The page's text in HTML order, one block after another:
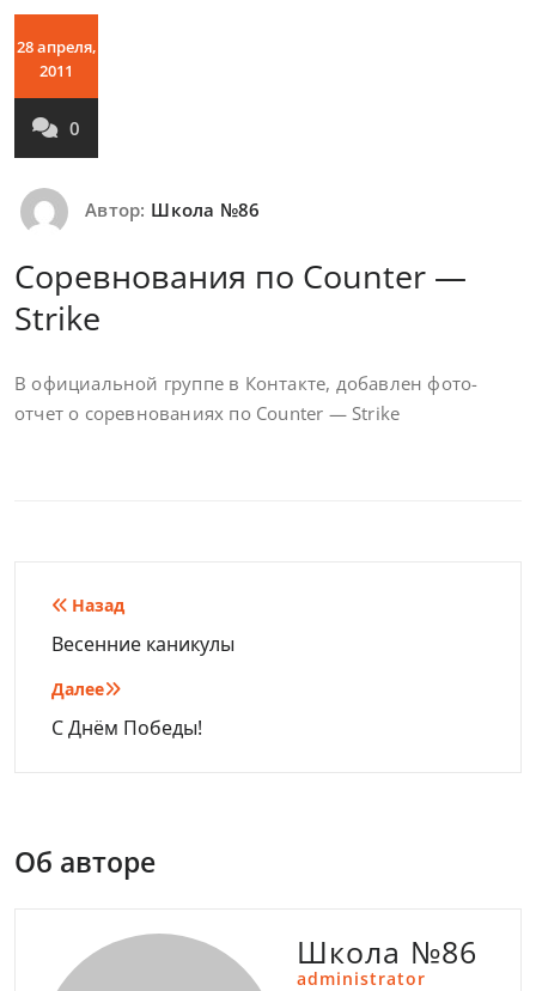
28 апреля,
2011
0
Автор: Школа №86
Соревнования по Counter —
Strike
В официальной группе в Контакте, добавлен фото-
отчет о соревнованиях по Counter — Strike
Навигация
по
записям
Назад
Весенние каникулы
Далее
С Днём Победы!
Об авторе
Школа №86
administrator